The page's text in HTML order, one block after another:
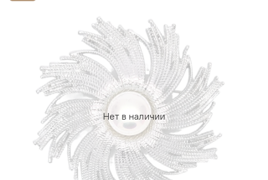
Нет в наличии